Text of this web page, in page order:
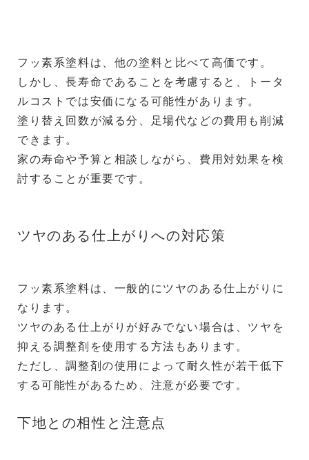
フッ素系塗料は、他の塗料と比べて高価です。
しかし、長寿命であることを考慮すると、トータ
ルコストでは安価になる可能性があります。
塗り替え回数が減る分、足場代などの費用も削減
できます。
家の寿命や予算と相談しながら、費用対効果を検
討することが重要です。
ツヤのある仕上がりへの対応策
フッ素系塗料は、一般的にツヤのある仕上がりに
なります。
ツヤのある仕上がりが好みでない場合は、ツヤを
抑える調整剤を使用する方法もあります。
ただし、調整剤の使用によって耐久性が若干低下
する可能性があるため、注意が必要です。
下地との相性と注意点